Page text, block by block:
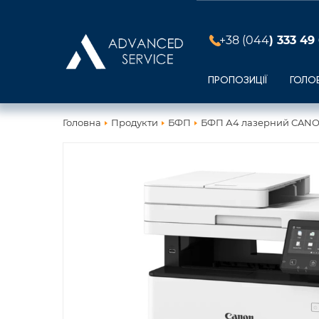
+38 (044) 333 49
ПРОПОЗИЦІЇ
Головна Продукти БФП БФП А4 лазерний